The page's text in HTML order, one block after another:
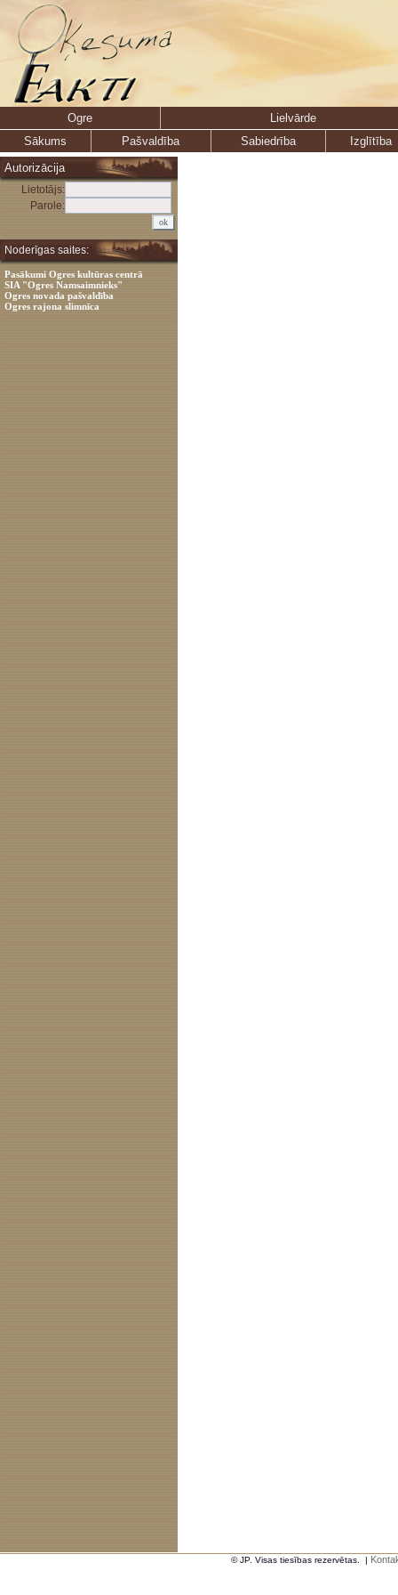
Ogre
Lielvārde
Sākums
Pašvaldība Sabiedrība
Izglītība
Autorizācija
Lietotājs:
Parole:
Noderīgas saites:
Pasākumi Ogres kultūras centrā
SIA "Ogres Namsaimnieks"
Ogres novada pašvaldība
Ogres rajona slimnīca
© JP. Visas tiesības rezervētas. |